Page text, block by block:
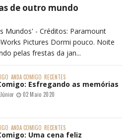
de outro mundo
Mundos' - Créditos: Paramount
Pictures Dormi pouco. Noite
pelas frestas da jan...
ANDA COMIGO RECENTES
Esfregando as memórias
02 Maio 2020
ANDA COMIGO RECENTES
Uma cena feliz